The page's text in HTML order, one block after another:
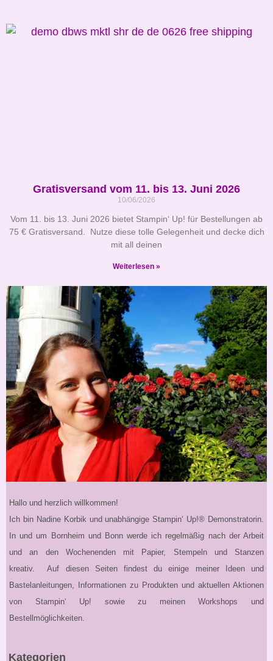
Gratisversand vom 11. bis 13. Juni 2026
10/06/2026
Vom 11. bis 13. Juni 2026 bietet Stampin‘ Up! für Bestellungen ab
75 € Gratisversand. Nutze diese tolle Gelegenheit und decke dich
mit all deinen
Weiterlesen »
Hallo und herzlich willkommen!
Ich bin Nadine Korbik und unabhängige Stampin‘ Up!® Demonstratorin.
In und um Bornheim und Bonn werde ich regelmäßig nach der Arbeit
und an den Wochenenden mit Papier, Stempeln und Stanzen
kreativ. Auf diesen Seiten findest du einige meiner Ideen und
Bastelanleitungen, Informationen zu Produkten und aktuellen Aktionen
von Stampin‘ Up! sowie zu meinen Workshops und
Bestellmöglichkeiten.
Kategorien